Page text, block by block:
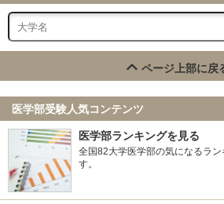
ページ上部に戻
医学部受験人気コンテンツ
医学部ランキングを見る
全国82大学医学部の気になるラン
す。